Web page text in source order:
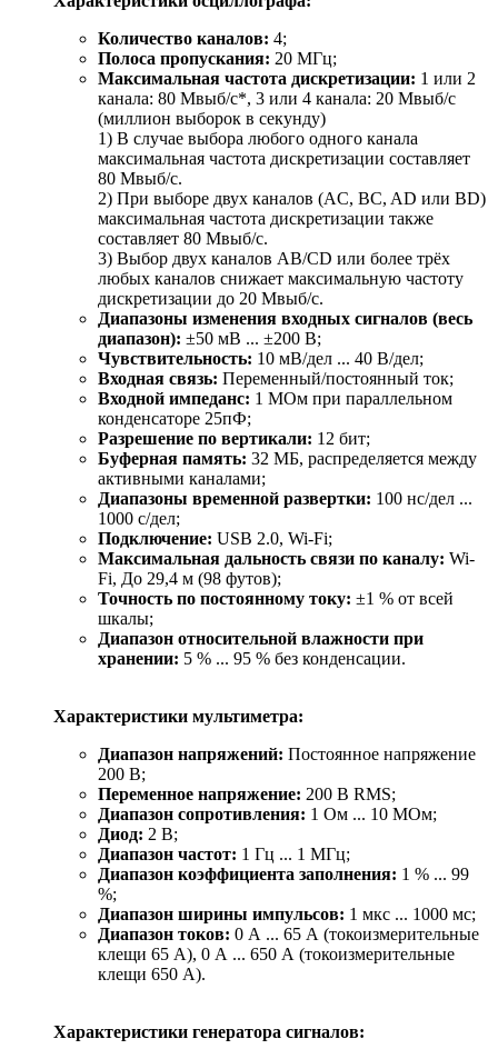
Количество каналов: 4;
Полоса пропускания: 20 МГц;
Максимальная частота дискретизации: 1 или 2
канала: 80 Мвыб/с*, 3 или 4 канала: 20 Мвыб/с
(миллион выборок в секунду)
1) В случае выбора любого одного канала
максимальная частота дискретизации составляет
80 Мвыб/с.
2) При выборе двух каналов (AC, BC, AD или BD)
максимальная частота дискретизации также
составляет 80 Мвыб/с.
3) Выбор двух каналов AB/CD или более трёх
любых каналов снижает максимальную частоту
дискретизации до 20 Мвыб/с.
Диапазоны изменения входных сигналов (весь
диапазон): ±50 мВ ... ±200 В;
Чувствительность: 10 мВ/дел ... 40 В/дел;
Входная связь: Переменный/постоянный ток;
Входной импеданс: 1 MОм при параллельном
конденсаторе 25пФ;
Разрешение по вертикали: 12 бит;
Буферная память: 32 МБ, распределяется между
активными каналами;
Диапазоны временной развертки: 100 нс/дел ...
1000 с/дел;
Подключение: USB 2.0, Wi-Fi;
Максимальная дальность связи по каналу: Wi-
Fi, До 29,4 м (98 футов);
Точность по постоянному току: ±1 % от всей
шкалы;
Диапазон относительной влажности при
хранении: 5 % ... 95 % без конденсации.
Характеристики мультиметра:
Диапазон напряжений: Постоянное напряжение
200 В;
Переменное напряжение: 200 В RMS;
Диапазон сопротивления: 1 Ом ... 10 МОм;
Диод: 2 В;
Диапазон частот: 1 Гц ... 1 МГц;
Диапазон коэффициента заполнения: 1 % ... 99
%;
Диапазон ширины импульсов: 1 мкс ... 1000 мс;
Диапазон токов: 0 А ... 65 А (токоизмерительные
клещи 65 А), 0 А ... 650 А (токоизмерительные
клещи 650 А).
Характеристики генератора сигналов: